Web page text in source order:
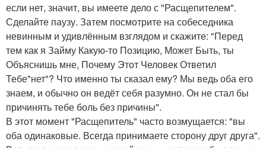
если нет, значит, вы имеете дело с "Расщепителем".
Сделайте паузу. Затем посмотрите на собеседника
невинным и удивлённым взглядом и скажите: "Перед
тем как я Займу Какую-то Позицию, Может Быть, ты
Объяснишь мне, Почему Этот Человек Ответил
Тебе"нет"? Что именно ты сказал ему? Мы ведь оба его
знаем, и обычно он ведёт себя разумно. Он не стал бы
причинять тебе боль без причины".
В этот момент "Расщепитель" часто возмущается: "вы
оба одинаковые. Всегда принимаете сторону друг друга".